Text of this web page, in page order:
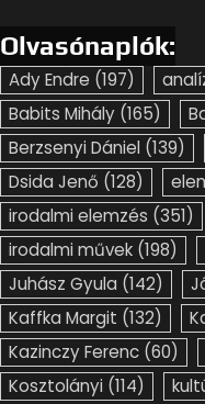
Olvasónaplók:
Ady Endre (197)
Babits Mihály (165)
Berzsenyi Dániel (139)
Dsida Jenő (128)
irodalmi elemzés (351)
irodalmi művek (198)
Juhász Gyula (142)
Kaffka Margit (132)
Kazinczy Ferenc (60)
Kosztolányi (114)